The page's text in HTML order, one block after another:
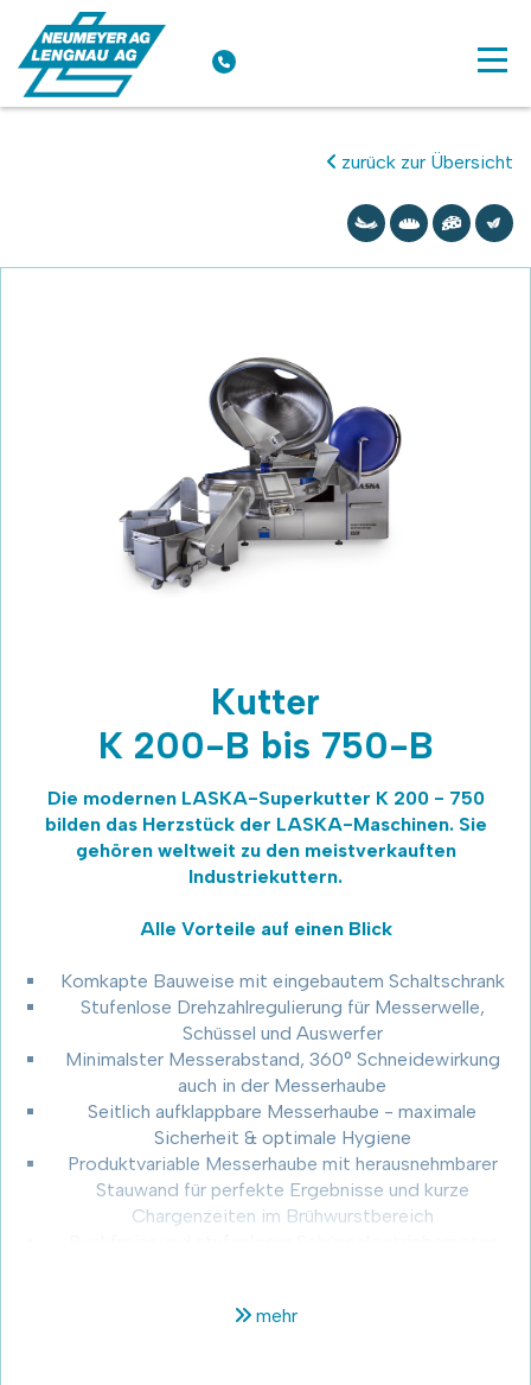
zurück zur Übersicht
Kutter
K 200-B bis 750-B
Die modernen LASKA-Superkutter K 200 - 750
bilden das Herzstück der LASKA-Maschinen. Sie
gehören weltweit zu den meistverkauften
Industriekuttern.
Alle Vorteile auf einen Blick
Komkapte Bauweise mit eingebautem Schaltschrank
Stufenlose Drehzahlregulierung für Messerwelle,
Schüssel und Auswerfer
Minimalster Messerabstand, 360° Schneidewirkung
auch in der Messerhaube
Seitlich aufklappbare Messerhaube - maximale
Sicherheit & optimale Hygiene
Produktvariable Messerhaube mit herausnehmbarer
Stauwand für perfekte Ergebnisse und kurze
Chargenzeiten im Brühwurstbereich
Schüsselumdrehungen oder Laufzeit
mehr